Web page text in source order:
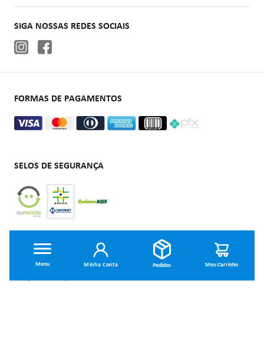
Minha Conta
Cadeiras de rodas
SIGA NOSSAS REDES SOCIAIS
FORMAS DE PAGAMENTOS
SELOS DE SEGURANÇA
Hospinet Comercio e Assistência Ltda - CNPJ: 06.576.044/0001-40 | Rua Barão do Rio Branco, 518 -
Centro - CEP 80010-180 Curitiba-PR
Preços e condições de pagamento exclusivos para compras realizadas através do site e televendas.